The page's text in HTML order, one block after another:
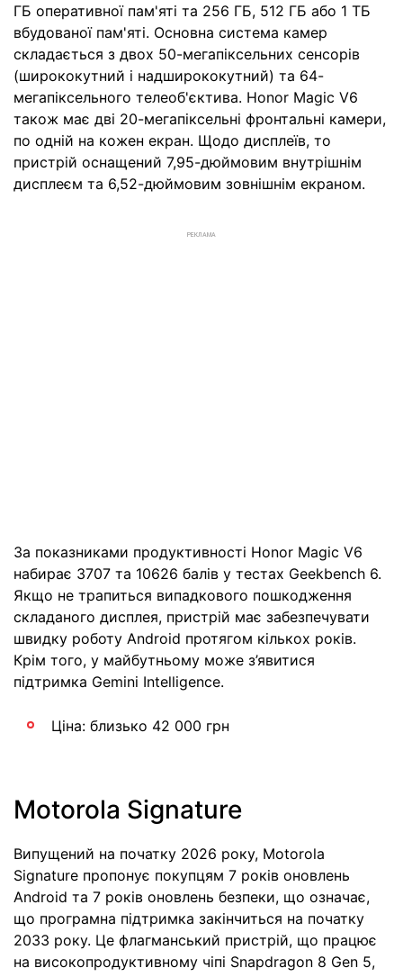
ГБ оперативної пам'яті та 256 ГБ, 512 ГБ або 1 ТБ
вбудованої пам'яті. Основна система камер
складається з двох 50-мегапіксельних сенсорів
(ширококутний і надширококутний) та 64-
мегапіксельного телеоб'єктива. Honor Magic V6
також має дві 20-мегапіксельні фронтальні камери,
по одній на кожен екран. Щодо дисплеїв, то
пристрій оснащений 7,95-дюймовим внутрішнім
дисплеєм та 6,52-дюймовим зовнішнім екраном.
РЕКЛАМА
За показниками продуктивності Honor Magic V6
набирає 3707 та 10626 балів у тестах Geekbench 6.
Якщо не трапиться випадкового пошкодження
складаного дисплея, пристрій має забезпечувати
швидку роботу Android протягом кількох років.
Крім того, у майбутньому може з’явитися
підтримка Gemini Intelligence.
Ціна: близько 42 000 грн
Motorola Signature
Випущений на початку 2026 року, Motorola
Signature пропонує покупцям 7 років оновлень
Android та 7 років оновлень безпеки, що означає,
що програмна підтримка закінчиться на початку
2033 року. Це флагманський пристрій, що працює
на високопродуктивному чіпі Snapdragon 8 Gen 5,